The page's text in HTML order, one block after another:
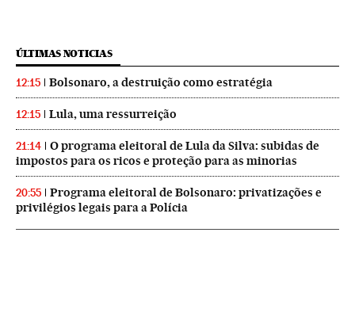
ÚLTIMAS NOTICIAS
12:15 Bolsonaro, a destruição como estratégia
12:15 Lula, uma ressurreição
21:14
O programa eleitoral de Lula da Silva: subidas de
impostos para os ricos e proteção para as minorias
20:55
Programa eleitoral de Bolsonaro: privatizações e
privilégios legais para a Polícia